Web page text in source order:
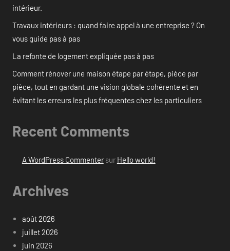
intérieur.
Travaux intérieurs : quand faire appel à une entreprise ? On
vous guide pas à pas
La refonte de logement expliquée pas à pas
Comment rénover une maison étape par étape, pièce par
pièce, tout en gardant une vision globale cohérente et en
évitant les erreurs les plus fréquentes chez les particuliers
Recent Comments
A WordPress Commentersur Hello world!
Archives
août 2026
juillet 2026
juin 2026